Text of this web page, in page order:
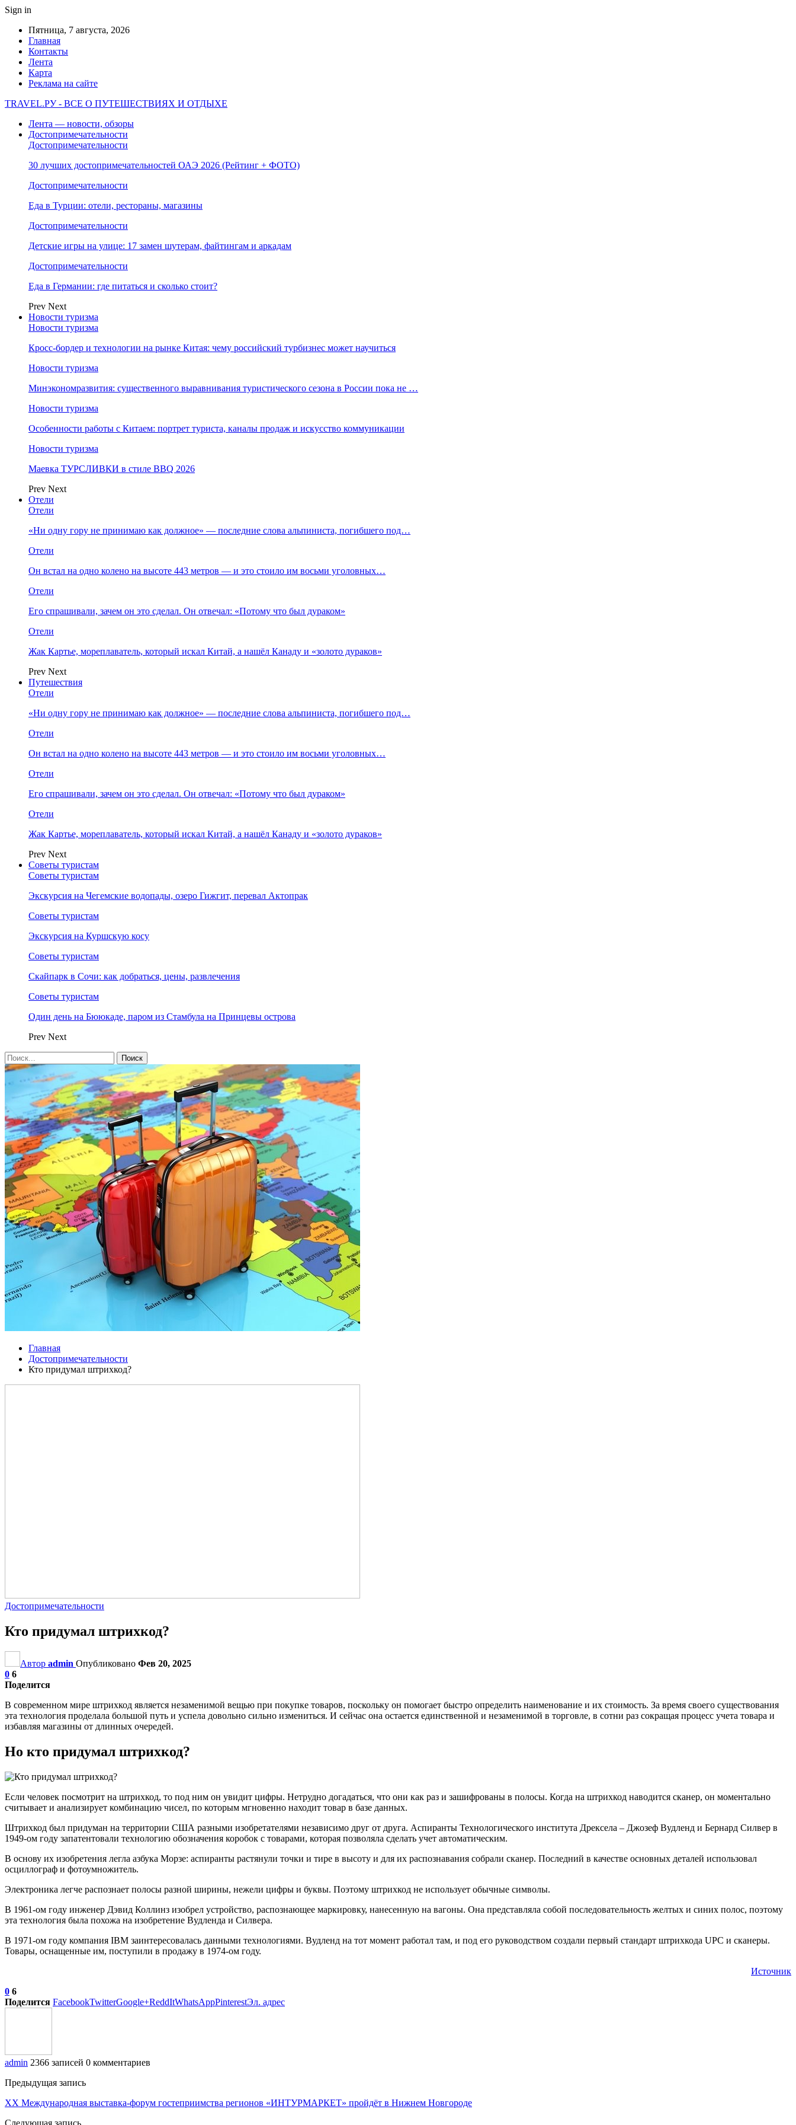
Sign in
Пятница, 7 августа, 2026
Главная
Контакты
Лента
Карта
Реклама на сайте
TRAVEL.РУ - ВСЕ О ПУТЕШЕСТВИЯХ И ОТДЫХЕ
Лента — новости, обзоры
Достопримечательности
Достопримечательности
30 лучших достопримечательностей ОАЭ 2026 (Рейтинг + ФОТО)
Достопримечательности
Еда в Турции: отели, рестораны, магазины
Достопримечательности
Детские игры на улице: 17 замен шутерам, файтингам и аркадам
Достопримечательности
Еда в Германии: где питаться и сколько стоит?
Prev Next
Новости туризма
Новости туризма
Кросс-бордер и технологии на рынке Китая: чему российский турбизнес может научиться
Новости туризма
Минэкономразвития: существенного выравнивания туристического сезона в России пока не …
Новости туризма
Особенности работы с Китаем: портрет туриста, каналы продаж и искусство коммуникации
Новости туризма
Маевка ТУРСЛИВКИ в стиле BBQ 2026
Prev Next
Отели
Отели
«Ни одну гору не принимаю как должное» — последние слова альпиниста, погибшего под…
Отели
Он встал на одно колено на высоте 443 метров — и это стоило им восьми уголовных…
Отели
Его спрашивали, зачем он это сделал. Он отвечал: «Потому что был дураком»
Отели
Жак Картье, мореплаватель, который искал Китай, а нашёл Канаду и «золото дураков»
Prev Next
Путешествия
Отели
«Ни одну гору не принимаю как должное» — последние слова альпиниста, погибшего под…
Отели
Он встал на одно колено на высоте 443 метров — и это стоило им восьми уголовных…
Отели
Его спрашивали, зачем он это сделал. Он отвечал: «Потому что был дураком»
Отели
Жак Картье, мореплаватель, который искал Китай, а нашёл Канаду и «золото дураков»
Prev Next
Советы туристам
Советы туристам
Экскурсия на Чегемские водопады, озеро Гижгит, перевал Актопрак
Советы туристам
Экскурсия на Куршскую косу
Советы туристам
Скайпарк в Сочи: как добраться, цены, развлечения
Советы туристам
Один день на Бююкаде, паром из Стамбула на Принцевы острова
Prev Next
Главная
Достопримечательности
Кто придумал штрихкод?
Достопримечательности
Кто придумал штрихкод?
Автор admin Опубликовано Фев 20, 2025
0 6
Поделится
В современном мире штрихкод является незаменимой вещью при покупке товаров, поскольку он помогает быстро определить наименование и их стоимость. За время своего существования
эта технология проделала большой путь и успела довольно сильно измениться. И сейчас она остается единственной и незаменимой в торговле, в сотни раз сокращая процесс учета товара и
избавляя магазины от длинных очередей.
Но кто придумал штрихкод?
Если человек посмотрит на штрихкод, то под ним он увидит цифры. Нетрудно догадаться, что они как раз и зашифрованы в полосы. Когда на штрихкод наводится сканер, он моментально
считывает и анализирует комбинацию чисел, по которым мгновенно находит товар в базе данных.
Штрихкод был придуман на территории США разными изобретателями независимо друг от друга. Аспиранты Технологического института Дрексела – Джозеф Вудленд и Бернард Силвер в
1949-ом году запатентовали технологию обозначения коробок с товарами, которая позволяла сделать учет автоматическим.
В основу их изобретения легла азбука Морзе: аспиранты растянули точки и тире в высоту и для их распознавания собрали сканер. Последний в качестве основных деталей использовал
осциллограф и фотоумножитель.
Электроника легче распознает полосы разной ширины, нежели цифры и буквы. Поэтому штрихкод не использует обычные символы.
В 1961-ом году инженер Дэвид Коллинз изобрел устройство, распознающее маркировку, нанесенную на вагоны. Она представляла собой последовательность желтых и синих полос, поэтому
эта технология была похожа на изобретение Вудленда и Силвера.
В 1971-ом году компания IBM заинтересовалась данными технологиями. Вудленд на тот момент работал там, и под его руководством создали первый стандарт штрихкода UPC и сканеры.
Товары, оснащенные им, поступили в продажу в 1974-ом году.
Источник
0 6
Поделится FacebookTwitterGoogle+ReddItWhatsAppPinterestЭл. адрес
admin 2366 записей 0 комментариев
Предыдущая запись
XX Международная выставка-форум гостеприимства регионов «ИНТУРМАРКЕТ» пройдёт в Нижнем Новгороде
Следующая запись